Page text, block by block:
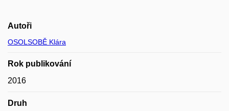
Autoři
OSOLSOBĚ Klára
Rok publikování
2016
Druh